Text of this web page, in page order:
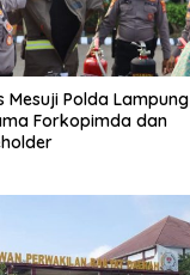
Mesuji Polda Lampung
Forkopimda dan